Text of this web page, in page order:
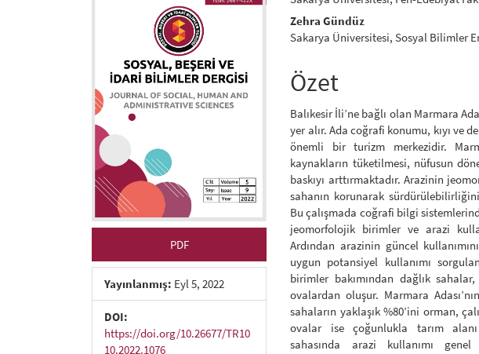
PDF
Yayınlanmış: Eyl 5, 2022
DOI:
https://doi.org/10.26677/TR10
10.2022.1076
Zehra Gündüz
Sakarya Üniversitesi, Sosyal Bilimler
Özet
Balıkesir İli’ne bağlı olan Marmara
yer alır. Ada coğrafi konumu, kıyı ve
önemli bir turizm merkezidir.
kaynakların tüketilmesi, nüfusun
baskıyı arttırmaktadır. Arazinin
sahanın korunarak
Bu çalışmada coğrafi bilgi
jeomorfolojik birimler ve arazi
Ardından arazinin güncel
uygun potansiyel kullanımı
birimler bakımından dağlık
ovalardan oluşur. Marmara
sahaların yaklaşık %80’ini orman,
ovalar ise çoğunlukla tarım
sahasında arazi kullanımı